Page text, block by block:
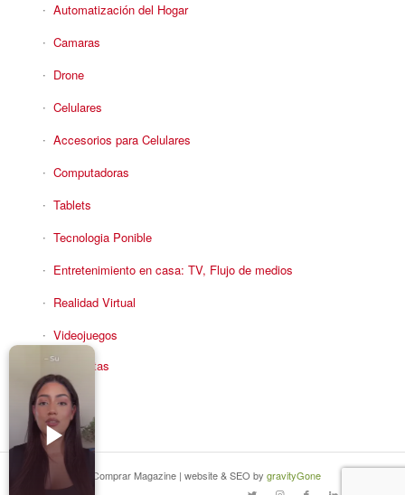
Automatización del Hogar
Camaras
Drone
Celulares
Accesorios para Celulares
Computadoras
Tablets
Tecnologia Ponible
Entretenimiento en casa: TV, Flujo de medios
Realidad Virtual
Videojuegos
Reciba Ofertas
© Copyright - Comprar Magazine | website & SEO by gravityGone